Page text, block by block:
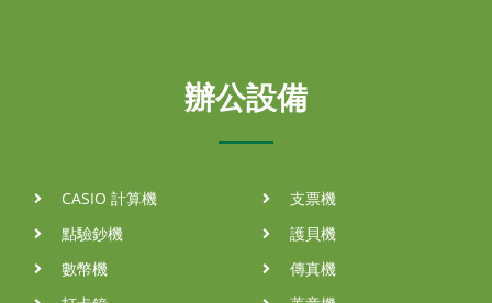
辦公設備
CASIO 計算機
點驗鈔機
數幣機
支票機
護貝機
傳真機